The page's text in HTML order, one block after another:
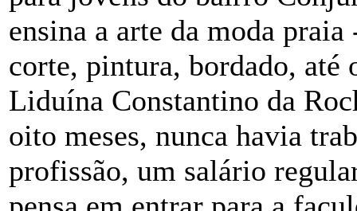
ensina a arte da moda
corte, pintura, bordado,
Liduína Constantino da
oito meses, nunca havia
profissão, um salário